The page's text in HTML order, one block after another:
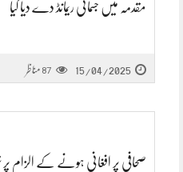
مقدمہ میں جسمانی ریمانڈ دے دیا گیا
15/04/2025
87 مناظر
صحافی پر افغانی ہونے کے الزام پر